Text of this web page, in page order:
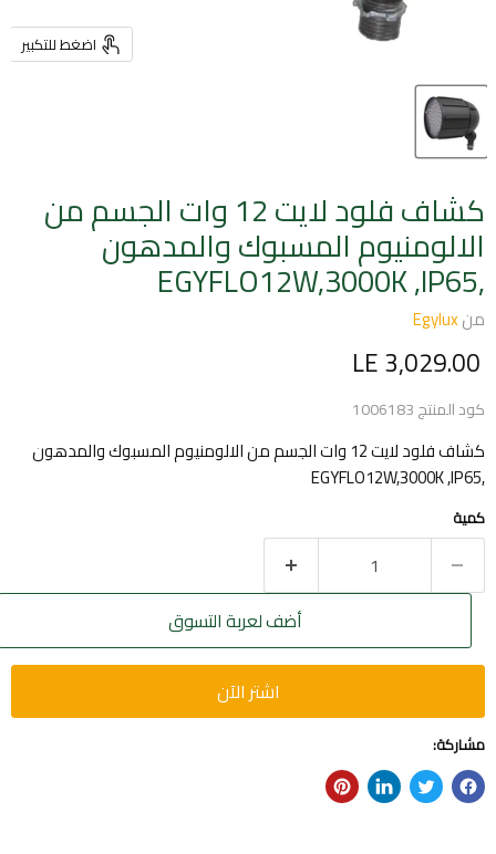
اضغط للتكبير
كشاف فلود لايت 12 وات الجسم من
الالومنيوم المسبوك والمدهون
,EGYFLO12W,3000K ,IP65
منEgylux
السعر الحالي
LE 3,029.00
كود المنتج1006183
كشاف فلود لايت 12 وات الجسم من الالومنيوم المسبوك والمدهون
,EGYFLO12W,3000K ,IP65
كمية
أضف لعربة التسوق
اشتر الآن
مشاركة: